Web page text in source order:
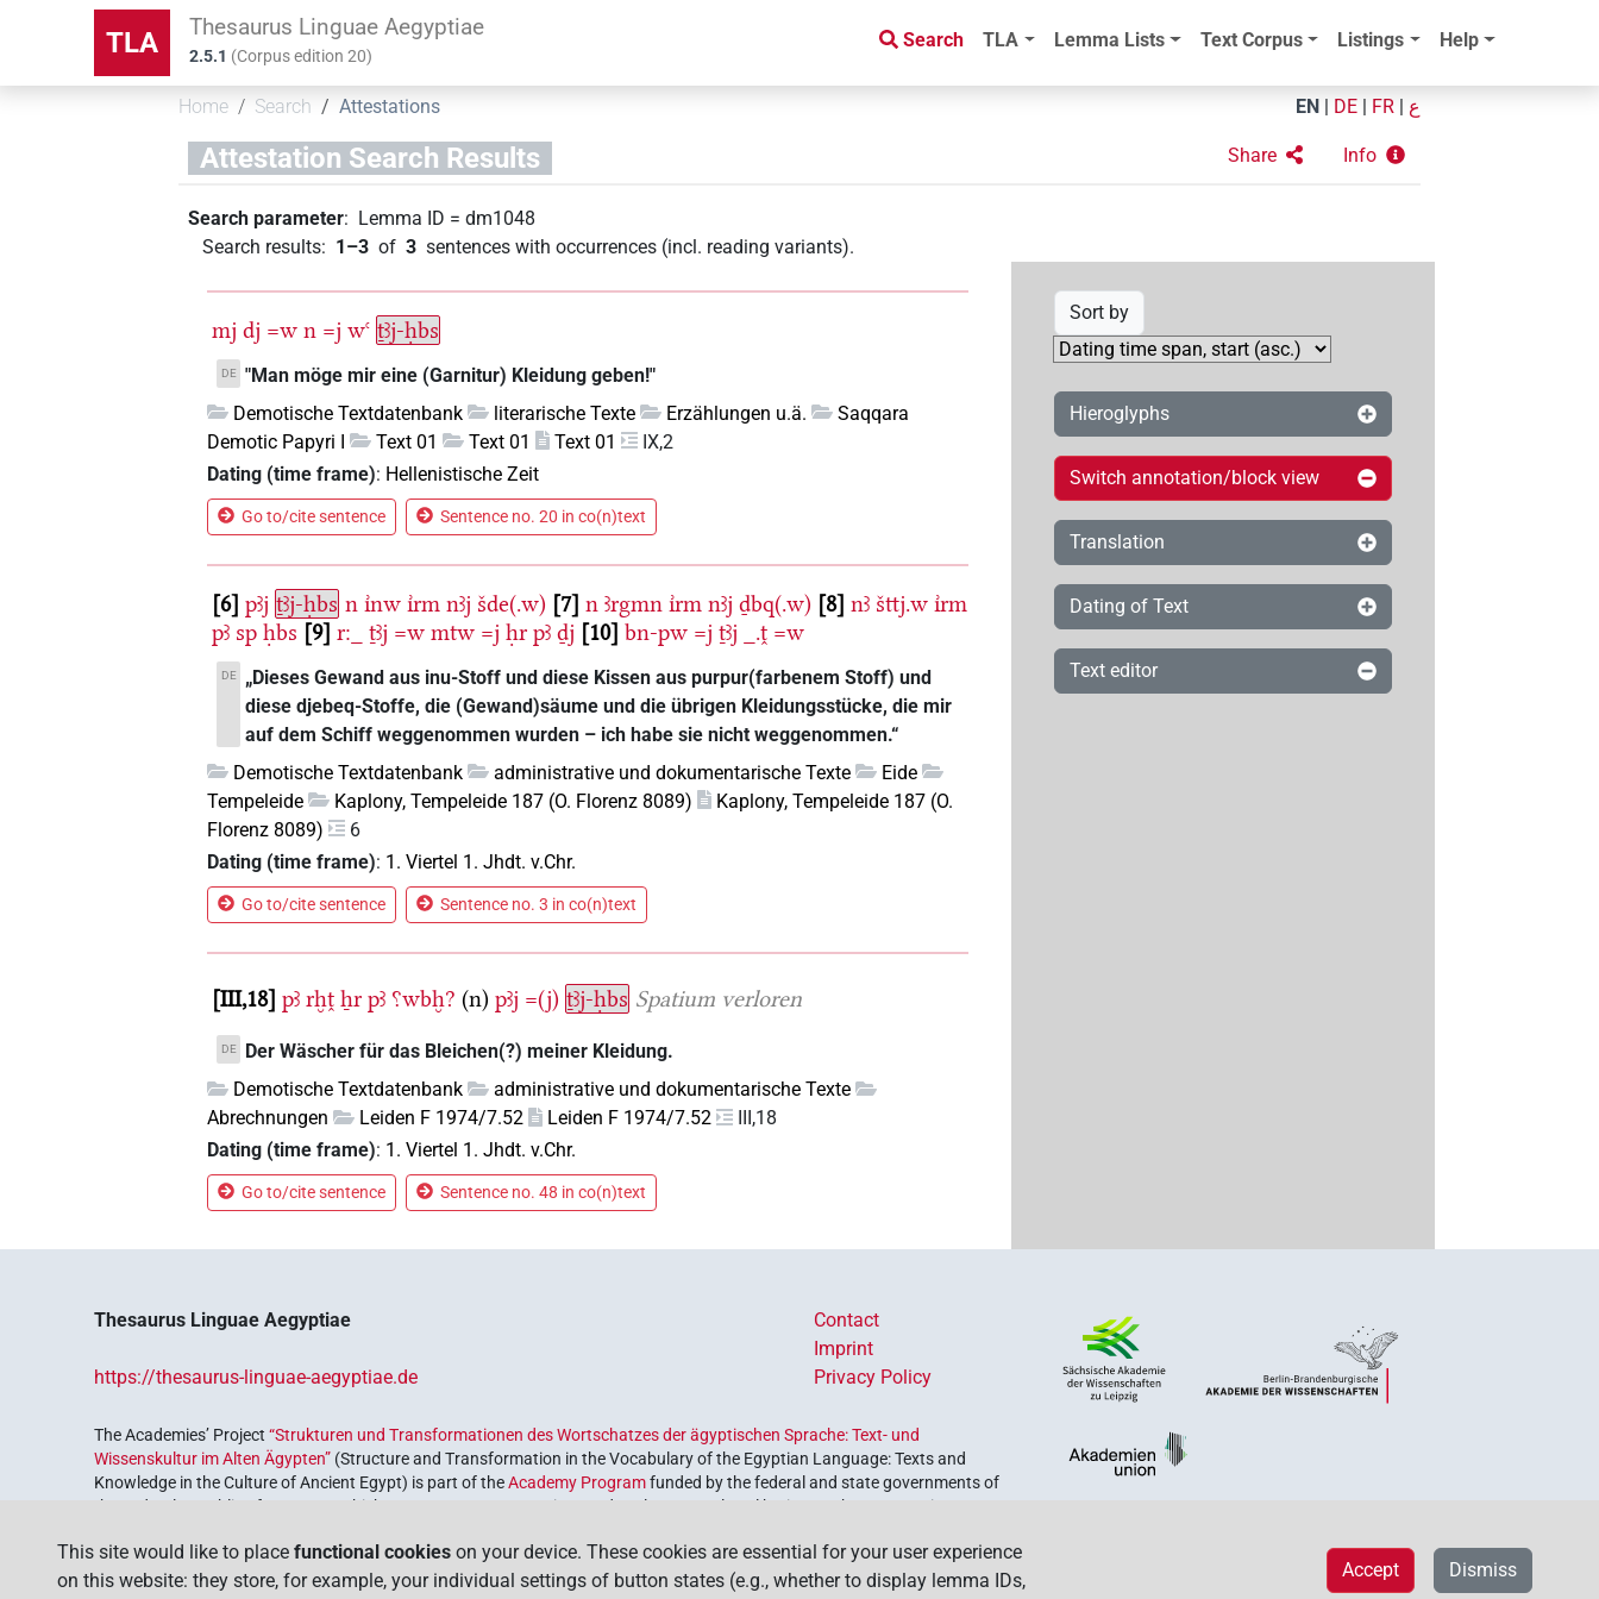
TLA Thesaurus Linguae Aegyptiae
2.5.1 (Corpus edition20)
Search TLA Lemma Lists Text Corpus Listings Help
Home Search Attestations EN DE FR ع
Attestation Search Results Share Info
Search parameter: Lemma ID =dm1048
Search results: 1–3 of 3 sentences with occurrences (incl. reading variants).
mj dj =w n =j wꜥ ṯꜣj-ḥbs
DE
"Man möge mir eine (Garnitur) Kleidung geben!"
Demotische Textdatenbank
literarische Texte Erzählungen u.ä.
Saqqara
Demotic Papyri I
Text 01 Text 01 Text 01
IX,2
Dating (time frame): Hellenistische Zeit
Go to/cite sentence Sentence no. 20 in co(n)text
6 pꜣj ṯꜣj-ḥbs n ı͗nw ı͗rm nꜣj šde(.w) 7 n ꜣrgmn ı͗rm nꜣj ḏbq(.w) 8 nꜣ šttj.w ı͗rm
pꜣ sp ḥbs 9 r:_ ṯꜣj =w mtw =j ḥr pꜣ ḏj 10 bn-pw =j ṯꜣj _.ṱ =w
DE
„Dieses Gewand aus inu-Stoff und diese Kissen aus purpur(farbenem Stoff) und
diese djebeq-Stoffe, die (Gewand)säume und die übrigen Kleidungsstücke, die mir
auf dem Schiff weggenommen wurden – ich habe sie nicht weggenommen.“
Demotische Textdatenbank
administrative und dokumentarische Texte
Eide
Tempeleide
Kaplony, Tempeleide 187 (O. Florenz 8089)
Kaplony, Tempeleide 187 (O.
Florenz 8089)
6
Dating (time frame): 1. Viertel 1. Jhdt. v.Chr.
Go to/cite sentence Sentence no. 3 in co(n)text
III,18 pꜣ rḫṱ ẖr pꜣ ⸮wbḫ? (n) pꜣj =(j) ṯꜣj-ḥbs Spatium verloren
DE
Der Wäscher für das Bleichen(?) meiner Kleidung.
Demotische Textdatenbank
administrative und dokumentarische Texte
Abrechnungen
Leiden F 1974/7.52 Leiden F 1974/7.52
III,18
Dating (time frame): 1. Viertel 1. Jhdt. v.Chr.
Go to/cite sentence Sentence no. 48 in co(n)text
Sort by
Hieroglyphs
Switch annotation/block view
Translation
Dating of Text
Text editor
Thesaurus Linguae Aegyptiae
https://thesaurus-linguae-aegyptiae.de
Contact
Imprint
Privacy Policy
The Academies’ Project“Strukturen und Transformationen des Wortschatzes der ägyptischen Sprache: Text- und
Wissenskultur im Alten Ägypten” (Structure and Transformation in the Vocabulary of the Egyptian Language: Texts and
Knowledge in the Culture of Ancient Egypt) is part of theAcademy Programfunded by the federal and state governments of
the Federal Republic of Germany, which serves to preserve, retrieve and explore our cultural heritage. The program is
This site would like to place functional cookies on your device. These cookies are essential for your user experience
on this website: they store, for example, your individual settings of button states (e.g., whether to display lemma IDs,
Dismiss
Accept